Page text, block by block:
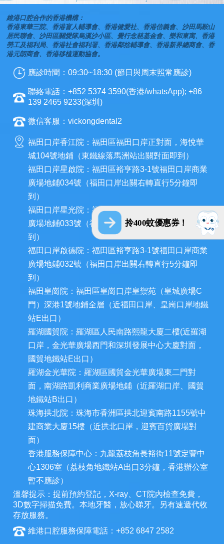
拎400蚊優惠券！
維港口腔合作的香港機構：
香港東華三院、香港盲人輔導會、香港健愛社、香港信義會、沙田馬鞍山
居民聯會、沙田區關愛隊烏溪沙小區、覺行念慈基金會、樂和東寓、香港
勞工及福利局、香港社會福利署、香港鄰捨輔導會、香港新界總商會、香
港元朗商會、香港移植運動協會。
應診時間：09:30~18:30 (節日與周末照常應診)
聯絡電話：+852 5374 3590(香港/whatsApp); +86
139 2465 9233(深圳)
微信客服：vickongdental2
福田口岸香江院：福田區福田口岸正對面，海悅華
城104號地鋪（東鐵線落馬洲站出關對面即到）
福田口岸星啟院：福田區裕亨路3-1號福田口岸商業
廣場地鋪034號（福田口岸出關右轉直行5分鐘即
到）
福田口岸星光院：福田區裕亨路3-1號福田口岸商業
廣場地鋪033號（福田口岸出關右轉直行5分鐘即
到）
福田口岸啟德院：福田區裕亨路3-1號福田口岸商業
廣場地鋪032號（福田口岸出關右轉直行5分鐘即
到）
福田皇崗院：福田區皇崗口岸皇禦苑（皇城廣場C
門）深港1號地鋪全層（近福田口岸、皇崗口岸地鐵
站E出口）
羅湖國貿院：羅湖區人民南路熙龍大廈二樓(近羅湖
口岸，金光華廣場西門和深圳發展中心大廈對面，
國貿地鐵站E出口）
羅湖金光華院：羅湖區國貿金光華廣場東二門對
面，南湖路凱利商業廣場地鋪（近羅湖口岸、國貿
地鐵站B出口）
珠海拱北院：珠海市香洲區拱北迎賓南路1155號中
建商業大廈15樓（近拱北口岸，迎賓百貨廣場對
面）
香港服務保障中心：九龍荔枝角長裕街11號定豐中
心1306室（荔枝角地鐵站A出口3分鐘，香港辦公室
暫不應診）
溫馨提示：提前預約登記，X-ray、CT院內檢查免費，
3D數字掃描免費。本地牙醫，放心睇牙。另有速遞代收
存放服務。
維港口腔服務保障電話：+852 6847 2582